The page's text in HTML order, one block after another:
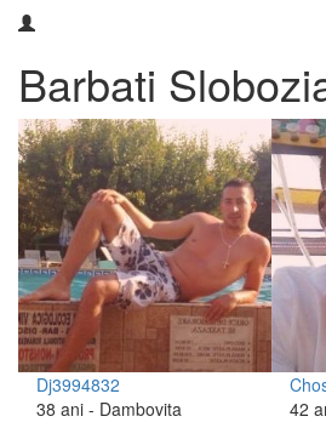
Barbati
Dj3994832
38 ani - Dambovita
42